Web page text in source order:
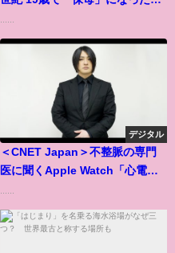
......
デジタル
＜CNET Japan＞不整脈の専門
医に聞くApple Watch「心電